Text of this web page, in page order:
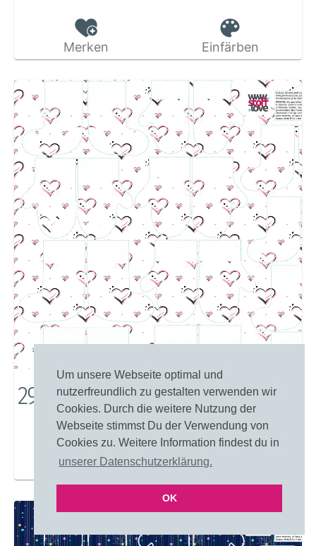
Um unsere Webseite optimal und
nutzerfreundlich zu gestalten verwenden wir
Cookies. Durch die weitere Nutzung der
Webseite stimmst Du der Verwendung von
Cookies zu. Weitere Information findest du in
unserer Datenschutzerklärung.
OK
Merken Einfärben
29423: Herzen Der Liebe
Merken Einfärben